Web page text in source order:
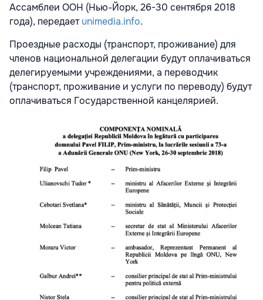
Ассамблеи ООН (Нью-Йорк, 26-30 сентября 2018
года), передаетunimedia.info.
Проездные расходы (транспорт, проживание) для
членов национальной делегации будут оплачиваться
делегируемыми учреждениями, а переводчик
(транспорт, проживание и услуги по переводу) будут
оплачиваться Государственной канцелярией.